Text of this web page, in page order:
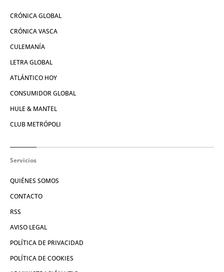
CRÓNICA GLOBAL
CRÓNICA VASCA
CULEMANÍA
LETRA GLOBAL
ATLÁNTICO HOY
CONSUMIDOR GLOBAL
HULE & MANTEL
CLUB METRÓPOLI
Servicios
QUIÉNES SOMOS
CONTACTO
RSS
AVISO LEGAL
POLÍTICA DE PRIVACIDAD
POLÍTICA DE COOKIES